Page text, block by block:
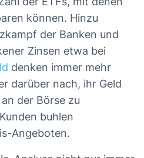
können. Hinzu
der Banken und
Zinsen etwa bei
denken immer mehr
darüber nach, ihr Geld
der Börse zu
buhlen
Angeboten.